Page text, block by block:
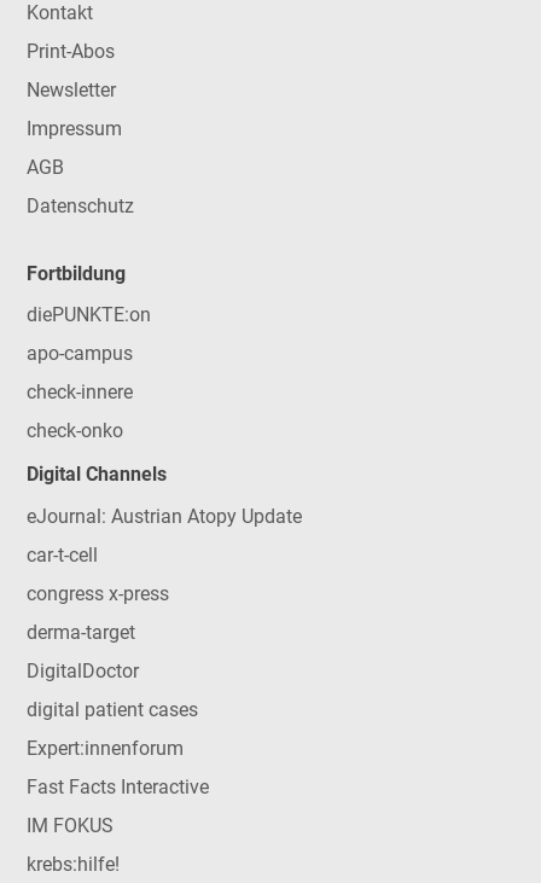
Kontakt
Print-Abos
Newsletter
Impressum
AGB
Datenschutz
Fortbildung
diePUNKTE:on
apo-campus
check-innere
check-onko
Digital Channels
eJournal: Austrian Atopy Update
car-t-cell
congress x-press
derma-target
DigitalDoctor
digital patient cases
Expert:innenforum
Fast Facts Interactive
IM FOKUS
krebs:hilfe!